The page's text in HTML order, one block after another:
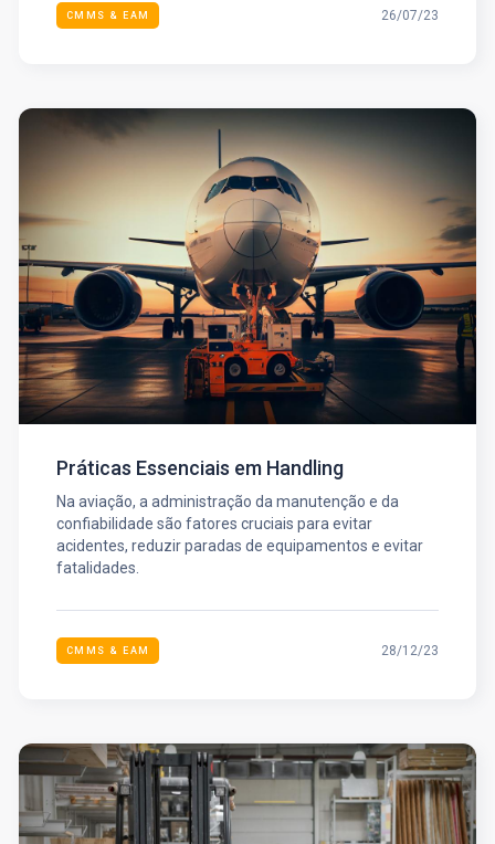
CMMS & EAM 26/07/23
Práticas Essenciais em Handling
Na aviação, a administração da manutenção e da
confiabilidade são fatores cruciais para evitar
acidentes, reduzir paradas de equipamentos e evitar
fatalidades.
CMMS & EAM 28/12/23